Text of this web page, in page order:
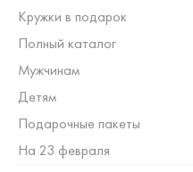
Кружки в подарок
Полный каталог
Мужчинам
Детям
Подарочные пакеты
На 23 февраля